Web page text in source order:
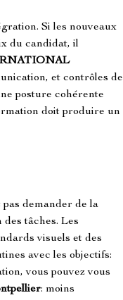
Si les nouveaux
du candidat, il
et contrôles de
posture cohérente
doit produire un
demander de la
tâches. Les
visuels et des
avec les objectifs:
vous pouvez vous
: moins